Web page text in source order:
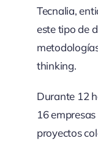
Tecnalia,
este tipo de
thinking.
Durante 12
16
proyectos